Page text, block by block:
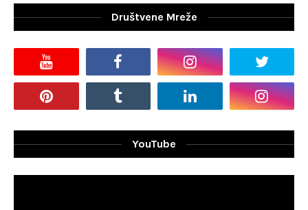
Društvene Mreže
YouTube